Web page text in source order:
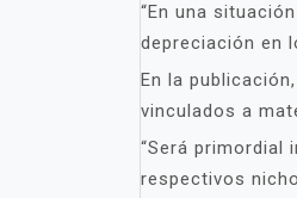
“En una
depreciación en
En la
vinculados a
“Será primordial
respectivos